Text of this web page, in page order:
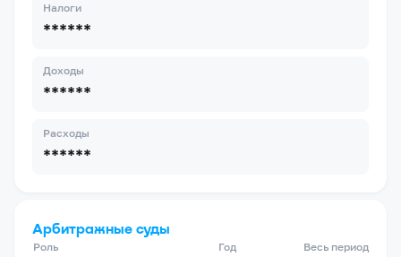
Налоги
******
Доходы
******
Расходы
******
Арбитражные суды
Роль Год Весь период